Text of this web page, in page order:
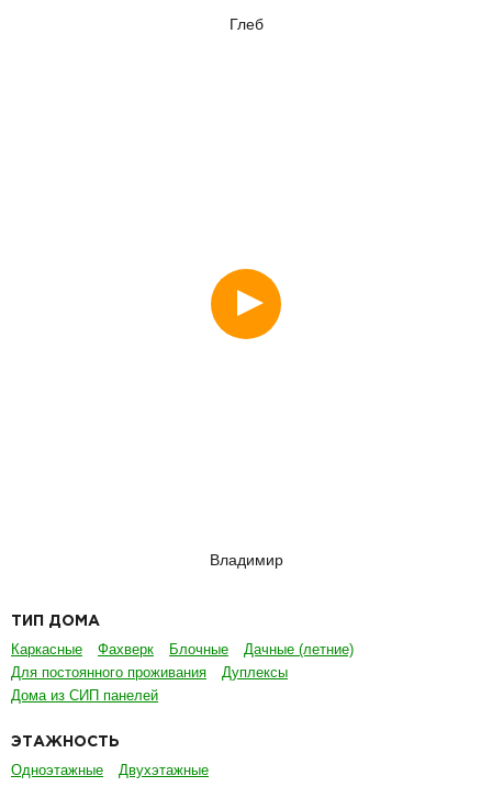
Глеб
Смотреть
Владимир
ТИП ДОМА
Каркасные Фахверк Блочные
Дачные (летние)
Для постоянного проживания
Дуплексы
Дома из СИП панелей
ЭТАЖНОСТЬ
Одноэтажные Двухэтажные